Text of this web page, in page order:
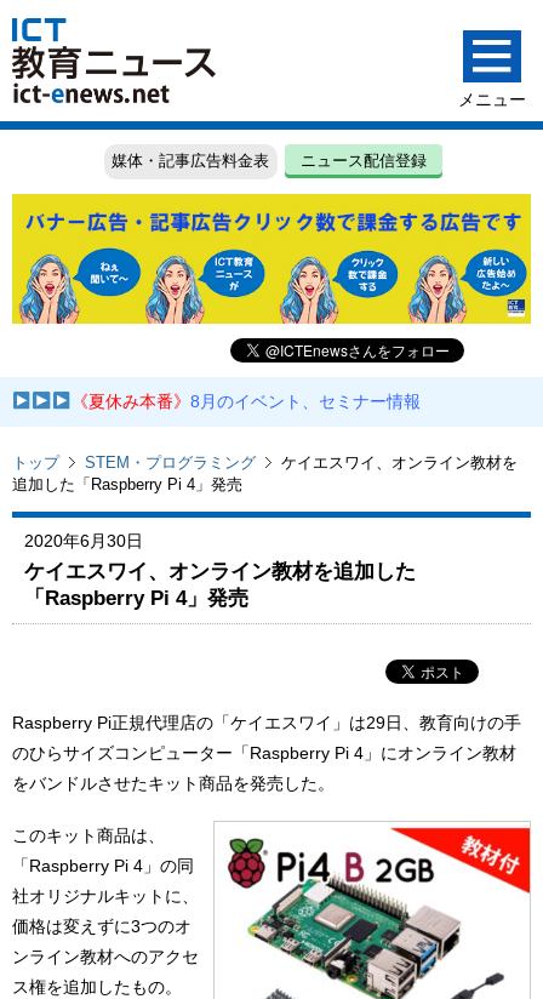
媒体・記事広告料金表 ニュース配信登録
《夏休み本番》8月のイベント、セミナー情報
トップ STEM・プログラミング
ケイエスワイ、オンライン教材を
追加した「Raspberry Pi 4」発売
2020年6月30日
ケイエスワイ、オンライン教材を追加した
「Raspberry Pi 4」発売
Raspberry Pi正規代理店の「ケイエスワイ」は29日、教育向けの手
のひらサイズコンピューター「Raspberry Pi 4」にオンライン教材
をバンドルさせたキット商品を発売した。
このキット商品は、
「Raspberry Pi 4」の同
社オリジナルキットに、
価格は変えずに3つのオ
ンライン教材へのアクセ
ス権を追加したもの。